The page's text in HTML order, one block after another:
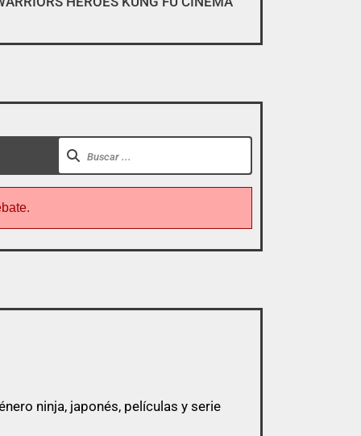
ninja, japonés, películas y serie